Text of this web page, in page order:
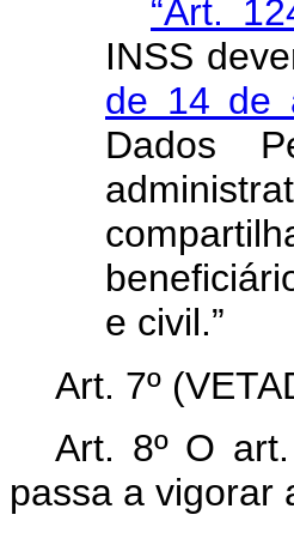
“Art.
INSS
de 14 de
Dados
e civil.”
Art. 7º
Art. 8º O
passa a vigorar